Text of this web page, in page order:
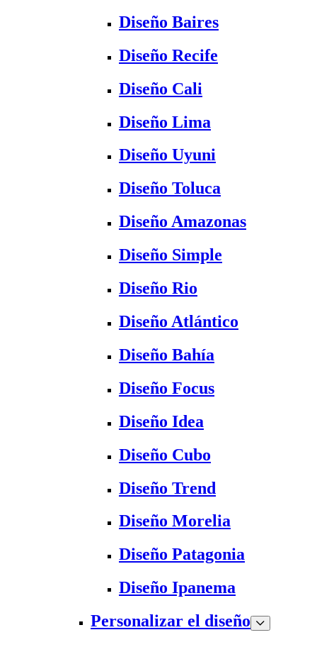
Diseño Baires
Diseño Recife
Diseño Cali
Diseño Lima
Diseño Uyuni
Diseño Toluca
Diseño Amazonas
Diseño Simple
Diseño Rio
Diseño Atlántico
Diseño Bahía
Diseño Focus
Diseño Idea
Diseño Cubo
Diseño Trend
Diseño Morelia
Diseño Patagonia
Diseño Ipanema
Personalizar el diseño